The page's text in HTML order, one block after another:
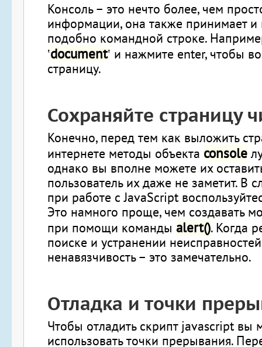
Консоль – это нечто более, чем
информации, она также принимает и
подобно командной строке.
‛document‛ и нажмите enter, чтобы
страницу.
Сохраняйте страницу
Конечно, перед тем как выложить
интернете методы объекта console
однако вы вполне можете их
пользователь их даже не заметит. В
при работе с JavaScript
Это намного проще, чем создавать
при помощи команды alert(). Когда
поиске и устранении
ненавязчивость – это замечательно.
Отладка и точки
Чтобы отладить скрипт javascript вы
использовать точки прерывания.